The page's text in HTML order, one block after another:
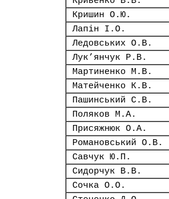
Кришин О.Ю.
Лапін І.О.
Ледовських О.В.
Лук’янчук Р.В.
Мартиненко М.В.
Матейченко К.В.
Пашинський С.В.
Поляков М.А.
Присяжнюк О.А.
Романовський О.В.
Савчук Ю.П.
Сидорчук В.В.
Сочка О.О.